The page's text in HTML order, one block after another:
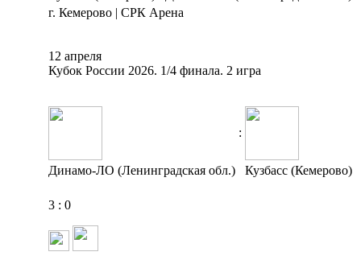
г. Кемерово | СРК Арена
12 апреля
Кубок России 2026. 1/4 финала. 2 игра
:
Динамо-ЛО (Ленинградская обл.) Кузбасс (Кемерово)
3 : 0